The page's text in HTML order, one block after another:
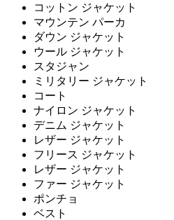
コットン ジャケット
マウンテン パーカ
ダウン ジャケット
ウール ジャケット
スタジャン
ミリタリー ジャケット
コート
ナイロン ジャケット
デニム ジャケット
レザー ジャケット
フリース ジャケット
レザー ジャケット
ファー ジャケット
ポンチョ
ベスト